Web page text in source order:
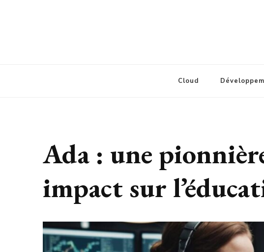
Cloud
Ada : une
impact sur